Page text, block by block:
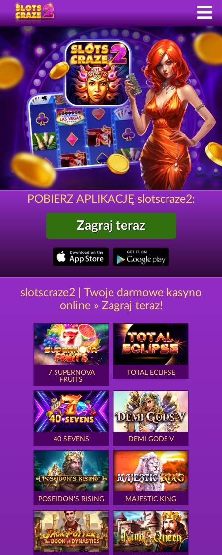
POBIERZ APLIKACJĘ slotscraze2:
Zagraj teraz
slotscraze2 | Twoje darmowe kasyno
online » Zagraj teraz!
7 SUPERNOVA
FRUITS
TOTAL ECLIPSE
40 SEVENS DEMI GODS V
POSEIDON'S RISING MAJESTIC KING